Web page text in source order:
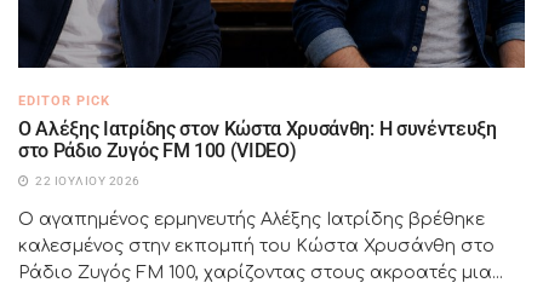
EDITOR PICK
Ο Αλέξης Ιατρίδης στον Κώστα Χρυσάνθη: Η συνέντευξη
στο Ράδιο Ζυγός FM 100 (VIDEO)
22 ΙΟΥΛΊΟΥ 2026
Ο αγαπημένος ερμηνευτής Αλέξης Ιατρίδης βρέθηκε
καλεσμένος στην εκπομπή του Κώστα Χρυσάνθη στο
Ράδιο Ζυγός FM 100, χαρίζοντας στους ακροατές μια...